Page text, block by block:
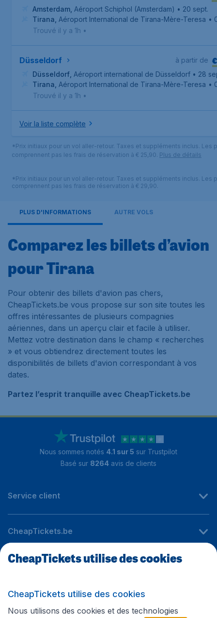
Amsterdam Aéroport Schiphol (Amsterdam) • 20 sept.
Tirana Aéroport International de Tirana-Mère-Teresa •
Trouvé il y a 1h •
Düsseldorf €
à partir de
Düsseldorf Aéroport international de Düsseldorf • 28
Tirana Aéroport International de Tirana-Mère-Teresa •
Trouvé il y a 1h •
Voir la liste complète
*Prix initiaux pour un vol aller-retour. Taxes et suppléments inclus. Les
comprennent pas les frais de réservation à € 25,90. Plus de détails
*Prix initiaux pour un vol aller-retour. Taxes et suppléments inclus. Les
comprennent pas les frais de réservation à € 29,90.
PLUS D'INFORMATIONS AUTRE VOLS
Comparez les billets d’avion
pour Tirana
Pour obtenir des billets d'avion pas chers,
CheapTickets.be vous propose sur son site toutes les
offres intéressantes de plusieurs compagnies
aériennes, dans un aperçu clair et facile à utiliser.
Mettez votre destination dans le champ « recherches
» et vous obtiendrez directement toutes les
disponibilités de billets d'avion correspondant à vos
dates.
Partez l’esprit tranquille avec CheapTickets.be
Nous sommes notés 4.1 sur 5 sur Trustpilot
Basé sur 8264 avis de clients
Service client
CheapTickets.be
Sites internationaux
Suivez CheapTickets.be
CheapTickets utilise des cookies
CheapTickets utilise des cookies
Nous utilisons des cookies et des technologies